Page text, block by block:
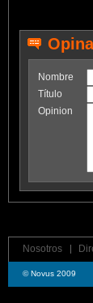
Nombre
Título
Opinion
Nosotros
© Novus 2009